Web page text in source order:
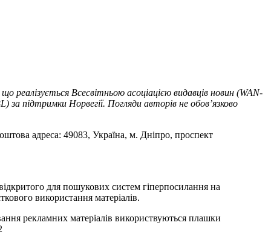
Всесвітньою асоціацією видавців новин (WAN-
підтримки Норвегії. Погляди авторів не обов’язково
адреса: 49083, Україна, м. Дніпро, проспект
для пошукових систем гіперпосилання на
використання матеріалів.
рекламних матеріалів використвуються плашки